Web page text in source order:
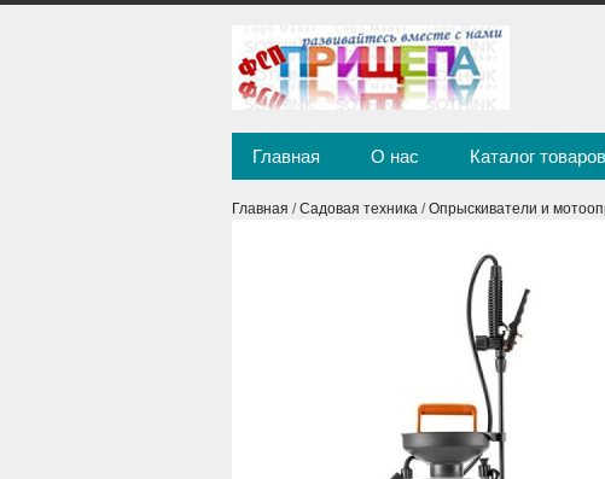
Главная О нас Каталог товаров
Главная /Садовая техника /Опрыскиватели и